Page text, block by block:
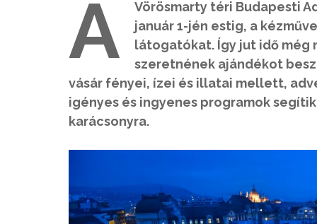
A
Vörösmarty téri Budapesti
január 1-jén estig, a
látogatókat. Így jut idő még
szeretnének ajándékot
vásár fényei, ízei és illatai mellett,
igényes és ingyenes programok
karácsonyra.